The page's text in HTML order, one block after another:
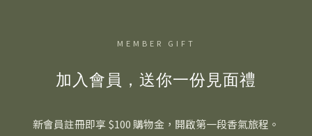
MEMBER GIFT
加入會員，送你一份見面禮
新會員註冊即享 $100 購物金，開啟第一段香氣旅程。